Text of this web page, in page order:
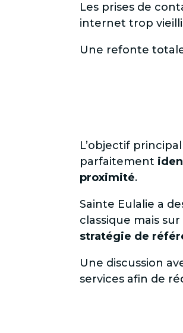
Les prises de
internet trop
Une refonte
L’objectif
parfaitement
proximité.
Sainte Eulalie a
classique mais
stratégie de
Une discussion
services afin de